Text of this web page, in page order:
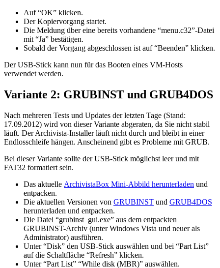
Auf “OK” klicken.
Der Kopiervorgang startet.
Die Meldung über eine bereits vorhandene “menu.c32”-Datei
mit “Ja” bestätigen.
Sobald der Vorgang abgeschlossen ist auf “Beenden” klicken.
Der USB-Stick kann nun für das Booten eines VM-Hosts
verwendet werden.
Variante 2: GRUBINST und GRUB4DOS
Nach mehreren Tests und Updates der letzten Tage (Stand:
17.09.2012) wird von dieser Variante abgeraten, da Sie nicht stabil
läuft. Der Archivista-Installer läuft nicht durch und bleibt in einer
Endlosschleife hängen. Anscheinend gibt es Probleme mit GRUB.
Bei dieser Variante sollte der USB-Stick möglichst leer und mit
FAT32 formatiert sein.
Das aktuelle ArchivistaBox Mini-Abbild herunterladen und
entpacken.
Die aktuellen Versionen von GRUBINST und GRUB4DOS
herunterladen und entpacken.
Die Datei “grubinst_gui.exe” aus dem entpackten
GRUBINST-Archiv (unter Windows Vista und neuer als
Administrator) ausführen.
Unter “Disk” den USB-Stick auswählen und bei “Part List”
auf die Schaltfläche “Refresh” klicken.
Unter “Part List” “While disk (MBR)” auswählen.